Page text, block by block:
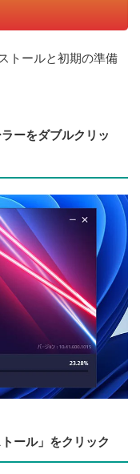
トールと初期の準備
ーをダブルクリッ
ール」をクリック